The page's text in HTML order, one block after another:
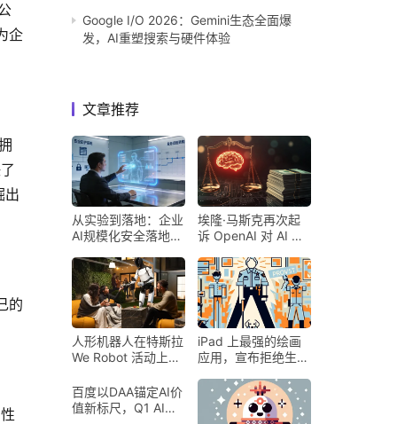
企
出
的
Google I/O 2026：Gemini生态全面爆
发，AI重塑搜索与硬件体验
文章推荐
从实验到落地：企业
AI规模化安全落地的
埃隆·马斯克再次起
诉 OpenAI 对 AI 行
人形机器人在特斯拉
We Robot 活动上为
iPad 上最强的绘画
应用，宣布拒绝生成
百度以DAA锚定AI价
值新标尺，Q1 AI营